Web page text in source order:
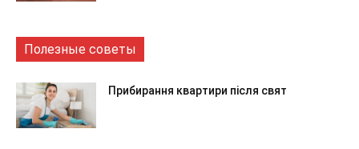
Полезные советы
Прибирання квартири після свят